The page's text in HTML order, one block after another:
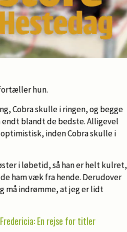
hun.
Cobra skulle i ringen, og begge
endt blandt de bedste. Alligevel
inden Cobra skulle i
i løbetid, så han er helt kulret,
ham væk fra hende. Derudover
må indrømme, at jeg er lidt
En rejse for titler